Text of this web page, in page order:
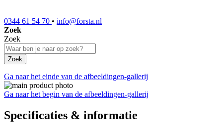
0344 61 54 70 • info@forsta.nl
Zoek
Zoek
Zoek
Ga naar het einde van de afbeeldingen-gallerij
Ga naar het begin van de afbeeldingen-gallerij
Specificaties & informatie